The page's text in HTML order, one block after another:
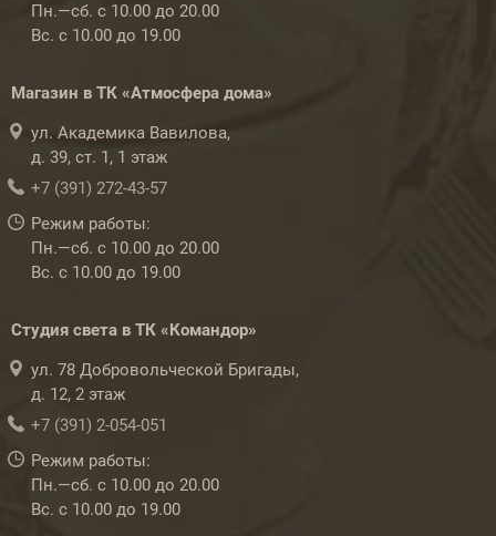
Пн.—сб. с 10.00 до 20.00
Вс. с 10.00 до 19.00
Магазин в ТК «Атмосфера дома»
ул. Академика Вавилова,
д. 39, ст. 1, 1 этаж
+7 (391) 272-43-57
Режим работы:
Пн.—сб. с 10.00 до 20.00
Вс. с 10.00 до 19.00
Студия света в ТК «Командор»
ул. 78 Добровольческой Бригады,
д. 12, 2 этаж
+7 (391) 2-054-051
Режим работы:
Пн.—сб. с 10.00 до 20.00
Вс. с 10.00 до 19.00